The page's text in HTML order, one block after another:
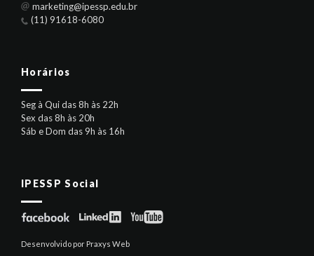
marketing@ipessp.edu.br
(11) 91618-6080
Horários
Seg à Qui das 8h às 22h
Sex das 8h às 20h
Sáb e Dom das 9h às 16h
IPESSP Social
Desenvolvido por Praxys Web